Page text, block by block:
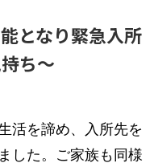
となり緊急入所
ち～
活を諦め、入所先を
した。ご家族も同様